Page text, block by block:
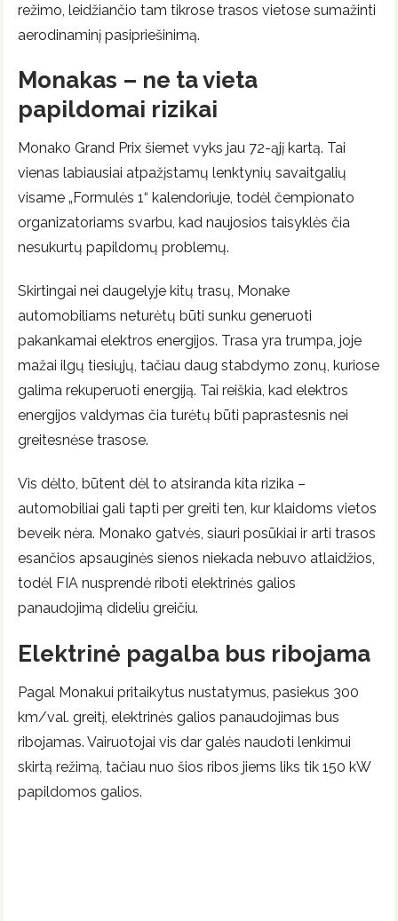
režimo, leidžiančio tam tikrose trasos vietose sumažinti
aerodinaminį pasipriešinimą.
Monakas – ne ta vieta
papildomai rizikai
Monako Grand Prix šiemet vyks jau 72-ąjį kartą. Tai
vienas labiausiai atpažįstamų lenktynių savaitgalių
visame „Formulės 1“ kalendoriuje, todėl čempionato
organizatoriams svarbu, kad naujosios taisyklės čia
nesukurtų papildomų problemų.
Skirtingai nei daugelyje kitų trasų, Monake
automobiliams neturėtų būti sunku generuoti
pakankamai elektros energijos. Trasa yra trumpa, joje
mažai ilgų tiesiųjų, tačiau daug stabdymo zonų, kuriose
galima rekuperuoti energiją. Tai reiškia, kad elektros
energijos valdymas čia turėtų būti paprastesnis nei
greitesnėse trasose.
Vis dėlto, būtent dėl to atsiranda kita rizika –
automobiliai gali tapti per greiti ten, kur klaidoms vietos
beveik nėra. Monako gatvės, siauri posūkiai ir arti trasos
esančios apsauginės sienos niekada nebuvo atlaidžios,
todėl FIA nusprendė riboti elektrinės galios
panaudojimą dideliu greičiu.
Elektrinė pagalba bus ribojama
Pagal Monakui pritaikytus nustatymus, pasiekus 300
km/val. greitį, elektrinės galios panaudojimas bus
ribojamas. Vairuotojai vis dar galės naudoti lenkimui
skirtą režimą, tačiau nuo šios ribos jiems liks tik 150 kW
papildomos galios.